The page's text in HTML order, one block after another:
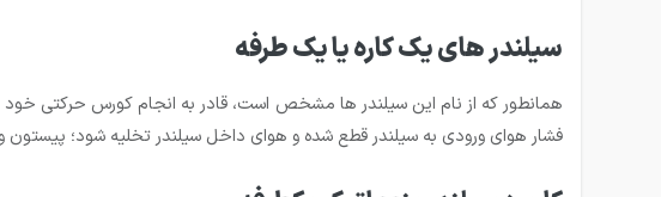
سیلندر های یک کاره یا یک طرفه
همانطور که از نام این سیلندر ها مشخص است، قادر به انجام کورس حرکتی
فشار هوای ورودی به سیلندر قطع شده و هوای داخل سیلندر تخلیه شود؛ پیستون و